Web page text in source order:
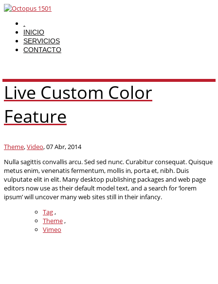
INICIO
SERVICIOS
CONTACTO
Live Custom Color
Feature
Theme,Video,07 Abr, 2014
Nulla sagittis convallis arcu. Sed sed nunc. Curabitur consequat. Quisque
metus enim, venenatis fermentum, mollis in, porta et, nibh. Duis
vulputate elit in elit. Many desktop publishing packages and web page
editors now use as their default model text, and a search for ‘lorem
ipsum’ will uncover many web sites still in their infancy.
Tag,
Theme,
Vimeo